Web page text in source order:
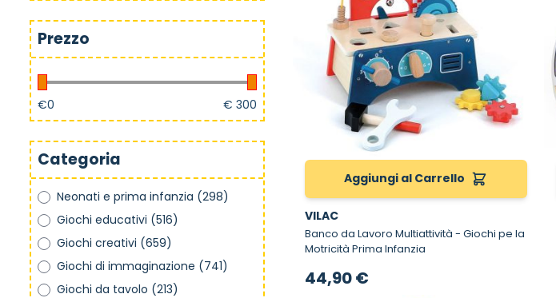
Prezzo
€0 € 300
Categoria
Neonati e prima infanzia (298)
Giochi educativi (516)
Giochi creativi (659)
Giochi di immaginazione (741)
Giochi da tavolo (213)
Aggiungi al Carrello
VILAC
Banco da Lavoro Multiattività - Giochi pe la
Motricità Prima Infanzia
44,90 €